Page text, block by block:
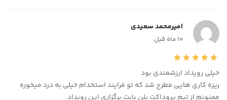
امیرمحمد سعیدی
10 ماه قبل
خیلی رویداد ارزشمندی بود
ریزه کاری هایی مطرح شد که تو فرایند استخدام خیلی به درد میخوره
ممنونم از تیم پروداکت پلن بابت برگزاری این رویداد